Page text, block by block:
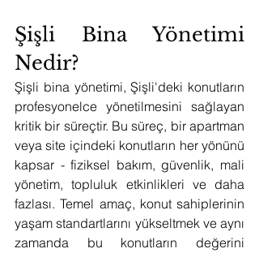
Şişli Bina Yönetimi
Nedir?
Şişli bina yönetimi, Şişli'deki konutların
profesyonelce yönetilmesini sağlayan
kritik bir süreçtir. Bu süreç, bir apartman
veya site içindeki konutların her yönünü
kapsar - fiziksel bakım, güvenlik, mali
yönetim, topluluk etkinlikleri ve daha
fazlası. Temel amaç, konut sahiplerinin
yaşam standartlarını yükseltmek ve aynı
zamanda bu konutların değerini